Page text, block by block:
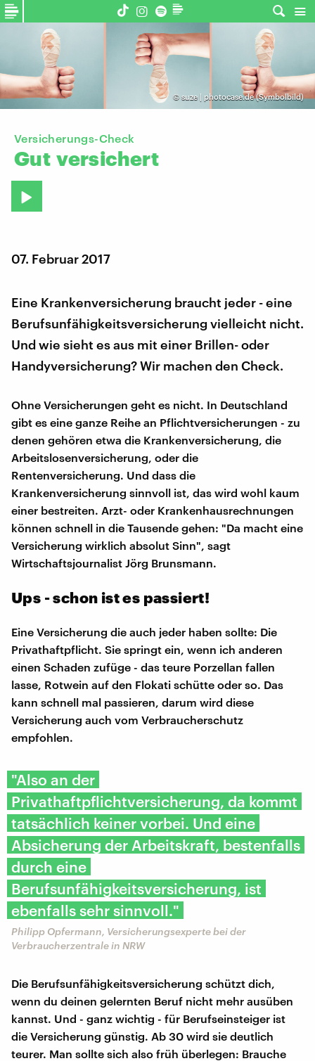
© suze | photocase.de (Symbolbild)
Versicherungs-Check
Gut versichert
07. Februar 2017
Eine Krankenversicherung braucht jeder - eine
Berufsunfähigkeitsversicherung vielleicht nicht.
Und wie sieht es aus mit einer Brillen- oder
Handyversicherung? Wir machen den Check.
Ohne Versicherungen geht es nicht. In Deutschland
gibt es eine ganze Reihe an Pflichtversicherungen - zu
denen gehören etwa die Krankenversicherung, die
Arbeitslosenversicherung, oder die
Rentenversicherung. Und dass die
Krankenversicherung sinnvoll ist, das wird wohl kaum
einer bestreiten. Arzt- oder Krankenhausrechnungen
können schnell in die Tausende gehen: "Da macht eine
Versicherung wirklich absolut Sinn", sagt
Wirtschaftsjournalist Jörg Brunsmann.
Ups - schon ist es passiert!
Eine Versicherung die auch jeder haben sollte: Die
Privathaftpflicht. Sie springt ein, wenn ich anderen
einen Schaden zufüge - das teure Porzellan fallen
lasse, Rotwein auf den Flokati schütte oder so. Das
kann schnell mal passieren, darum wird diese
Versicherung auch vom Verbraucherschutz
empfohlen.
"Also an der
Privathaftpflichtversicherung, da kommt
tatsächlich keiner vorbei. Und eine
Absicherung der Arbeitskraft, bestenfalls
durch eine
Berufsunfähigkeitsversicherung, ist
ebenfalls sehr sinnvoll."
Philipp Opfermann, Versicherungsexperte bei der
Verbraucherzentrale in NRW
Die Berufsunfähigkeitsversicherung schützt dich,
wenn du deinen gelernten Beruf nicht mehr ausüben
kannst. Und - ganz wichtig - für Berufseinsteiger ist
die Versicherung günstig. Ab 30 wird sie deutlich
teurer. Man sollte sich also früh überlegen: Brauche